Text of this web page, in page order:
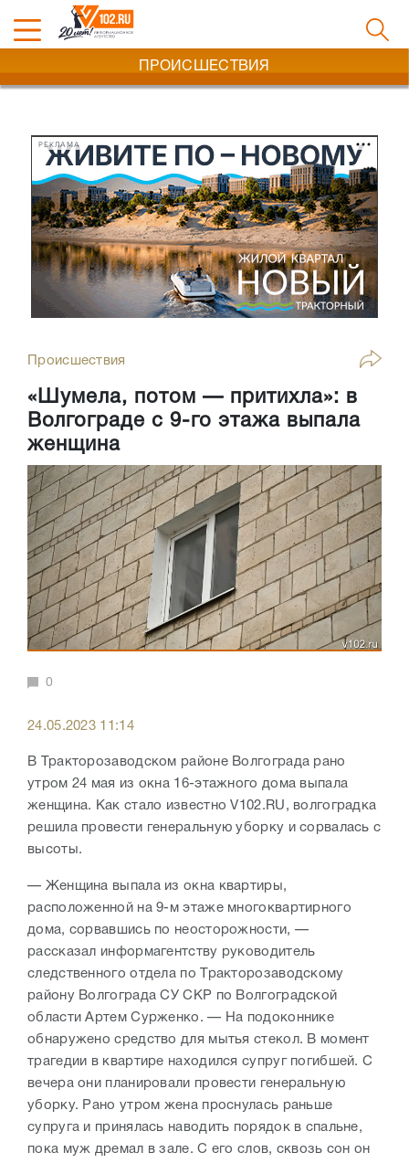
ПРОИСШЕСТВИЯ
РЕКЛАМА
Происшествия
«Шумела, потом — притихла»: в
Волгограде с 9-го этажа выпала
женщина
0
24.05.2023 11:14
В Тракторозаводском районе Волгограда рано
утром 24 мая из окна 16-этажного дома выпала
женщина. Как стало известно V102.RU, волгоградка
решила провести генеральную уборку и сорвалась с
высоты.
— Женщина выпала из окна квартиры,
расположенной на 9-м этаже многоквартирного
дома, сорвавшись по неосторожности, —
рассказал информагентству руководитель
следственного отдела по Тракторозаводскому
району Волгограда СУ СКР по Волгоградской
области Артем Сурженко. — На подоконнике
обнаружено средство для мытья стекол. В момент
трагедии в квартире находился супруг погибшей. С
вечера они планировали провести генеральную
уборку. Рано утром жена проснулась раньше
супруга и принялась наводить порядок в спальне,
пока муж дремал в зале. С его слов, сквозь сон он